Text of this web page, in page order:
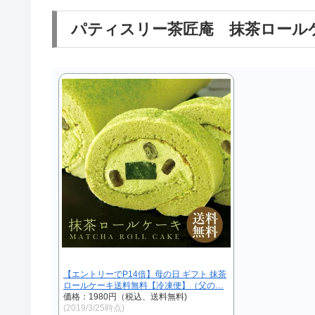
パティスリー茶匠庵 抹茶ロール
【エントリーでP14倍】母の日 ギフト 抹茶
ロールケーキ送料無料【冷凍便】（父の…
価格：1980円（税込、送料無料)
(2019/3/25時点)